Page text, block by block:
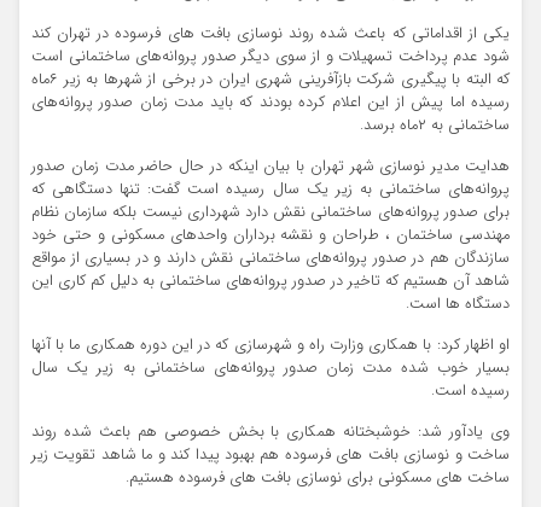
یکی از اقداماتی که باعث شده روند نوسازی بافت های فرسوده در تهران کند
شود عدم پرداخت تسهیلات و از سوی دیگر صدور پروانه‌های ساختمانی است
که البته با پیگیری شرکت بازآفرینی شهری ایران در برخی از شهرها به زیر ۶ماه
رسیده اما پیش از این اعلام کرده بودند که باید مدت زمان صدور پروانه‌های
ساختمانی به ۲ماه برسد.
هدایت مدیر نوسازی شهر تهران با بیان اینکه در حال حاضر مدت زمان صدور
پروانه‌های ساختمانی به زیر یک سال رسیده است گفت: تنها دستگاهی که‌
برای‌ صدور پروانه‌های ساختمانی نقش دارد شهرداری نیست بلکه سازمان نظام
مهندسی ساختمان ، طراحان و نقشه برداران واحدهای مسکونی و حتی خود
سازندگان هم در صدور پروانه‌های ساختمانی نقش دارند و در بسیاری از مواقع
شاهد آن هستیم که تاخیر در صدور پروانه‌های ساختمانی به دلیل کم کاری این
دستگاه ها است.
او اظهار کرد: با همکاری وزارت راه و شهرسازی که در این دوره همکاری ما با آنها
بسیار خوب شده مدت زمان صدور پروانه‌های ساختمانی به زیر یک سال
رسیده است.
وی یادآور شد: خوشبختانه همکاری با بخش خصوصی هم باعث شده روند
ساخت و نوسازی بافت های فرسوده هم بهبود پیدا کند و ما شاهد تقویت زیر
ساخت های مسکونی برای نوسازی بافت های فرسوده هستیم.